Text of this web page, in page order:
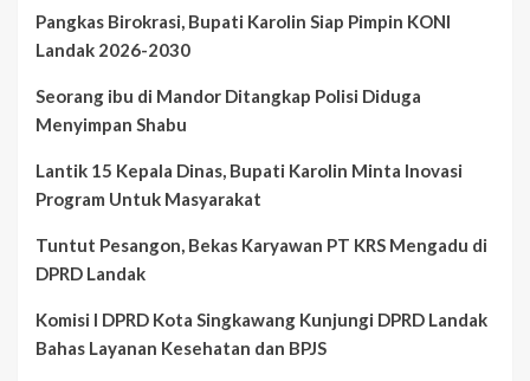
Pangkas Birokrasi, Bupati Karolin Siap Pimpin KONI
Landak 2026-2030
Seorang ibu di Mandor Ditangkap Polisi Diduga
Menyimpan Shabu
Lantik 15 Kepala Dinas, Bupati Karolin Minta Inovasi
Program Untuk Masyarakat
Tuntut Pesangon, Bekas Karyawan PT KRS Mengadu di
DPRD Landak
Komisi I DPRD Kota Singkawang Kunjungi DPRD Landak
Bahas Layanan Kesehatan dan BPJS